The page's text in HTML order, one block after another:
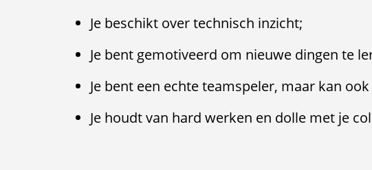
Je beschikt over technisch inzicht;
Je bent gemotiveerd om nieuwe dingen te
Je bent een echte teamspeler, maar kan
Je houdt van hard werken en dolle met je